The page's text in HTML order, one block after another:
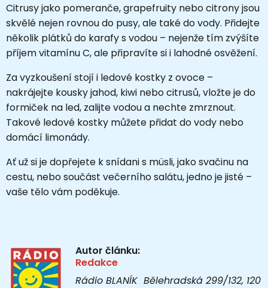
Citrusy jako pomeranče, grapefruity nebo citrony jsou
skvělé nejen rovnou do pusy, ale také do vody. Přidejte
několik plátků do karafy s vodou – nejenže tím zvýšíte
příjem vitamínu C, ale připravíte si i lahodné osvěžení.
Za vyzkoušení stojí i ledové kostky z ovoce –
nakrájejte kousky jahod, kiwi nebo citrusů, vložte je do
formiček na led, zalijte vodou a nechte zmrznout.
Takové ledové kostky můžete přidat do vody nebo
domácí limonády.
Ať už si je dopřejete k snídani s müsli, jako svačinu na
cestu, nebo součást večerního salátu, jedno je jisté –
vaše tělo vám poděkuje.
Autor článku:
Redakce
Rádio BLANÍK Bělehradská 299/132, 120